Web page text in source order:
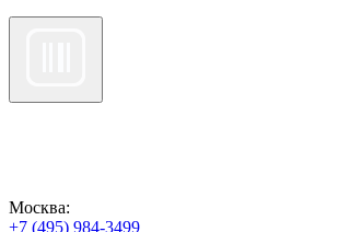
Москва:
+7 (495) 984-3499